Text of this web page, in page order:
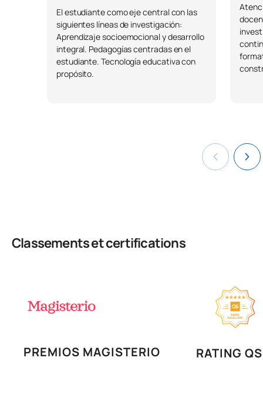
El estudiante como eje central con las
siguientes líneas de investigación:
Aprendizaje socioemocional y desarrollo
integral. Pedagogías centradas en el
estudiante. Tecnología educativa con
propósito.
Classements et certifications
PREMIOS MAGISTERIO RATING